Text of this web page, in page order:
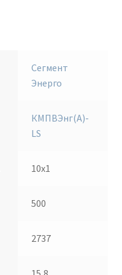
Сегмент
Энерго
КМПВЭнг(А)-
LS
10х1
500
2737